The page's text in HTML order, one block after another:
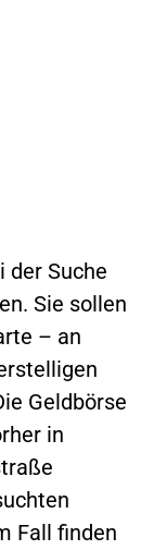
Suche
Sie sollen
– an
Geldbörse
in
Fall finden